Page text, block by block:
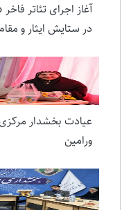
آغاز اجرای تئاتر
در ستایش ایثار و
عیادت بخشدار
ورامین